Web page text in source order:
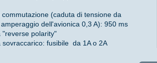
(caduta di tensione da
dell'avionica 0,3 A): 950 ms
"reverse polarity"
sovraccarico: fusibile da 1A o 2A